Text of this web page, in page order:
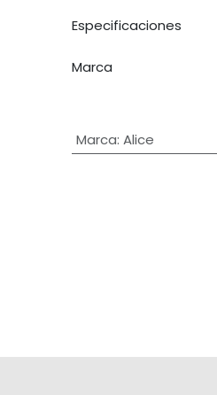
Especificaciones
Marca
Marca: Alice